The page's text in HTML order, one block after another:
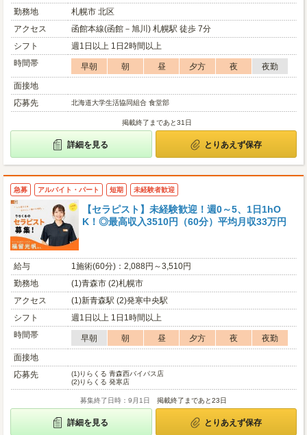
勤務地
札幌市 北区
アクセス
函館本線(函館－旭川) 札幌駅 徒歩 7分
シフト
週1日以上 1日2時間以上
時間帯
早朝 朝 昼 夕方 夜
夜勤
面接地
応募先
北海道大学生活協同組合 食堂部
掲載終了まであと31日
詳細を見る とりあえず保存
急募 アルバイト・パート 短期 未経験者歓迎
【セラピスト】未経験歓迎！週0～5、1日1hO
K！◎最高収入3510円（60分）平均月収33万円
給与
1施術(60分)：2,088円～3,510円
勤務地
(1)青森市 (2)札幌市
アクセス
(1)新青森駅 (2)発寒中央駅
シフト
週1日以上 1日1時間以上
時間帯
早朝 朝 昼 夕方 夜
夜勤
面接地
応募先
(1)りらくる 青森西バイパス店
(2)りらくる 発寒店
募集終了日時：9月1日 掲載終了まであと23日
詳細を見る とりあえず保存